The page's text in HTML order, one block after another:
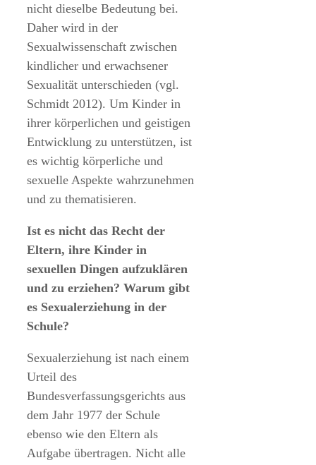
nicht dieselbe Bedeutung bei.
Daher wird in der
Sexualwissenschaft zwischen
kindlicher und erwachsener
Sexualität unterschieden (vgl.
Schmidt 2012). Um Kinder in
ihrer körperlichen und geistigen
Entwicklung zu unterstützen, ist
es wichtig körperliche und
sexuelle Aspekte wahrzunehmen
und zu thematisieren.
Ist es nicht das Recht der
Eltern, ihre Kinder in
sexuellen Dingen aufzuklären
und zu erziehen? Warum gibt
es Sexualerziehung in der
Schule?
Sexualerziehung ist nach einem
Urteil des
Bundesverfassungsgerichts aus
dem Jahr 1977 der Schule
ebenso wie den Eltern als
Aufgabe übertragen. Nicht alle